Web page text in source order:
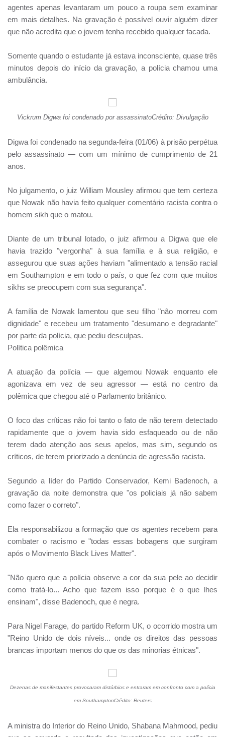
agentes apenas levantaram um pouco a roupa sem examinar
em mais detalhes. Na gravação é possível ouvir alguém dizer
que não acredita que o jovem tenha recebido qualquer facada.
Somente quando o estudante já estava inconsciente, quase três
minutos depois do início da gravação, a polícia chamou uma
ambulância.
Vickrum Digwa foi condenado por assassinatoCrédito: Divulgação
Digwa foi condenado na segunda-feira (01/06) à prisão perpétua
pelo assassinato — com um mínimo de cumprimento de 21
anos.
No julgamento, o juiz William Mousley afirmou que tem certeza
que Nowak não havia feito qualquer comentário racista contra o
homem sikh que o matou.
Diante de um tribunal lotado, o juiz afirmou a Digwa que ele
havia trazido "vergonha" à sua família e à sua religião, e
assegurou que suas ações haviam "alimentado a tensão racial
em Southampton e em todo o país, o que fez com que muitos
sikhs se preocupem com sua segurança".
A família de Nowak lamentou que seu filho "não morreu com
dignidade" e recebeu um tratamento "desumano e degradante"
por parte da polícia, que pediu desculpas.
Política polêmica
A atuação da polícia — que algemou Nowak enquanto ele
agonizava em vez de seu agressor — está no centro da
polêmica que chegou até o Parlamento britânico.
O foco das críticas não foi tanto o fato de não terem detectado
rapidamente que o jovem havia sido esfaqueado ou de não
terem dado atenção aos seus apelos, mas sim, segundo os
críticos, de terem priorizado a denúncia de agressão racista.
Segundo a líder do Partido Conservador, Kemi Badenoch, a
gravação da noite demonstra que "os policiais já não sabem
como fazer o correto".
Ela responsabilizou a formação que os agentes recebem para
combater o racismo e "todas essas bobagens que surgiram
após o Movimento Black Lives Matter".
"Não quero que a polícia observe a cor da sua pele ao decidir
como tratá-lo... Acho que fazem isso porque é o que lhes
ensinam", disse Badenoch, que é negra.
Para Nigel Farage, do partido Reform UK, o ocorrido mostra um
"Reino Unido de dois níveis... onde os direitos das pessoas
brancas importam menos do que os das minorias étnicas".
Dezenas de manifestantes provocaram distúrbios e entraram em confronto com a polícia
em SouthamptonCrédito: Reuters
A ministra do Interior do Reino Unido, Shabana Mahmood, pediu